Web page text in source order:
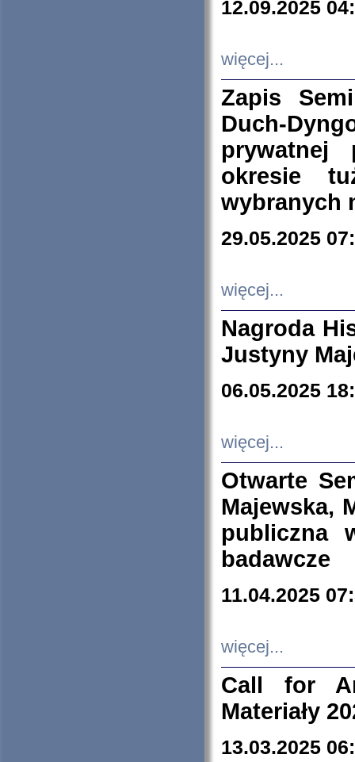
12.09.2025
więcej...
Zapis
Duch-
prywatnej
okresie
wybranych
29.05.2025
więcej...
Nagroda
Justyny
06.05.2025
więcej...
Otwarte
Majewska,
publiczna
badawcze
11.04.2025
więcej...
Call for
Materiały
13.03.2025